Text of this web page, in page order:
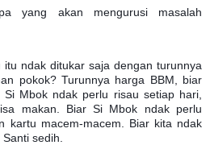
yang akan mengurusi masalah
itu ndak ditukar saja dengan turunnya
pokok? Turunnya harga BBM, biar
Mbok ndak perlu risau setiap hari,
makan. Biar Si Mbok ndak perlu
kartu macem-macem. Biar kita ndak
sedih.